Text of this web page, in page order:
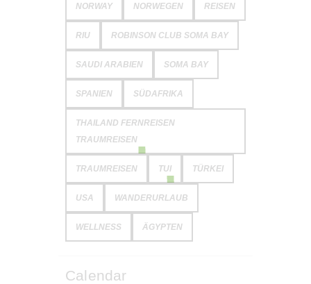
NORWAY NORWEGEN REISEN
RIU ROBINSON CLUB SOMA BAY
SAUDI ARABIEN SOMA BAY
SPANIEN SÜDAFRIKA
THAILAND FERNREISEN
TRAUMREISEN
TRAUMREISEN TUI TÜRKEI
USA WANDERURLAUB
WELLNESS ÄGYPTEN
Calendar